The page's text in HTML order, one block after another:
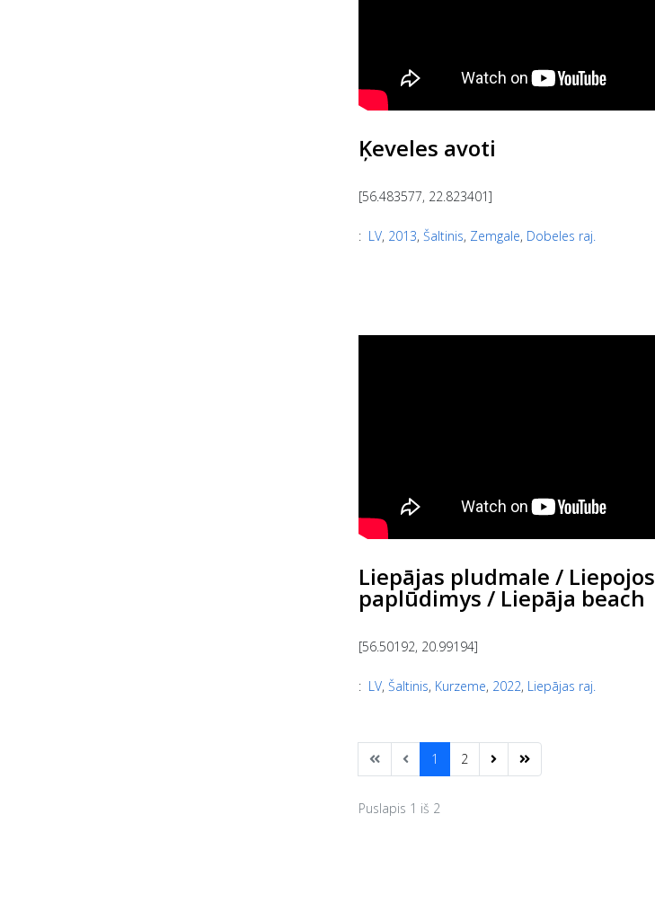
Ķeveles avoti
[56.483577, 22.823401]
: LV, 2013, Šaltinis, Zemgale, Dobeles raj.
Liepājas pludmale / Liepojos
paplūdimys / Liepāja beach
[56.50192, 20.99194]
: LV, Šaltinis, Kurzeme, 2022, Liepājas raj.
1 2
Puslapis 1 iš 2